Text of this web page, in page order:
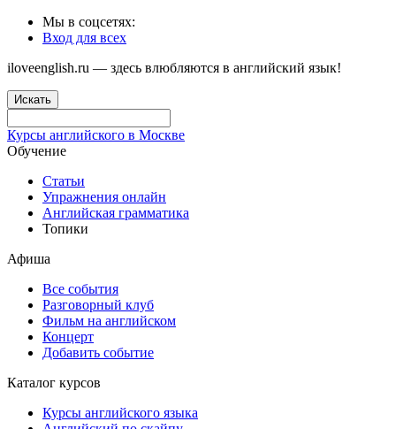
Мы в соцсетях:
Вход для всех
iloveenglish.ru — здесь влюбляются в английский язык!
Искать
Курсы английского в Москве
Обучение
Статьи
Упражнения онлайн
Английская грамматика
Топики
Афиша
Все события
Разговорный клуб
Фильм на английском
Концерт
Добавить событие
Каталог курсов
Курсы английского языка